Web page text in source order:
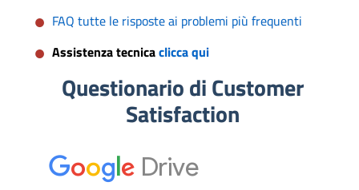
FAQ tutte le risposte ai problemi più frequenti
Assistenza tecnicaclicca qui
Questionario di Customer
Satisfaction